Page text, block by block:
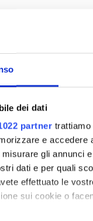
dei dati
partner
e accedere
gli annunci
dati e per quali
effettuato le
sui cookie o
trovare i